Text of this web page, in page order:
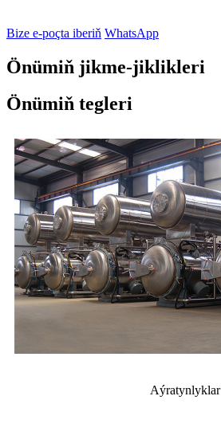
Bize e-poçta iberiň WhatsApp
Önümiň jikme-jiklikleri
Önümiň tegleri
Aýratynlyklar